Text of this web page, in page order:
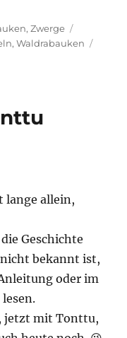
,Zwerge
,Waldrabauken
lange allein,
Geschichte
bekannt ist,
oder im
jetzt mit Tonttu,